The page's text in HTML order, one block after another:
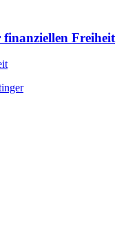
finanziellen Freiheit